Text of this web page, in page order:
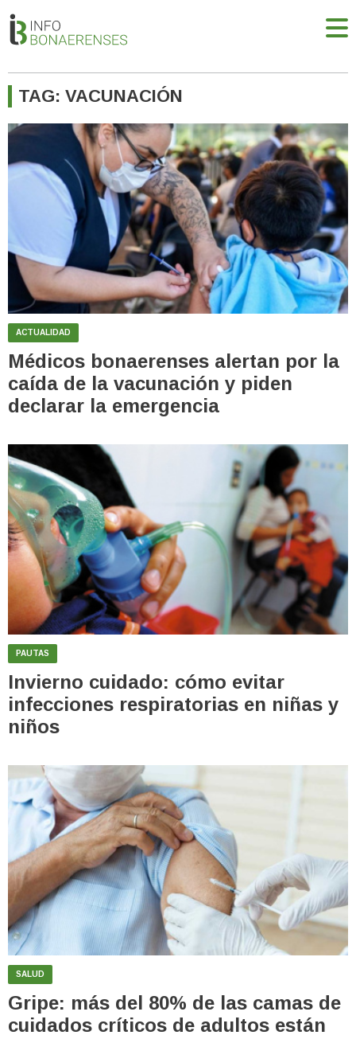
TAG: VACUNACIÓN
ACTUALIDAD
Médicos bonaerenses alertan por la
caída de la vacunación y piden
declarar la emergencia
PAUTAS
Invierno cuidado: cómo evitar
infecciones respiratorias en niñas y
niños
SALUD
Gripe: más del 80% de las camas de
cuidados críticos de adultos están